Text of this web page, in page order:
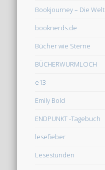
Bookjourney – Die
booknerds.de
Bücher wie Sterne
BÜCHERWURMLOCH
e13
Emily Bold
ENDPUNKT -Tagebuch
lesefieber
Lesestunden